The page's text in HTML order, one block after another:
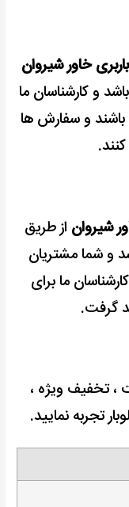
باربری خاور شیروان
و کارشناسان ما
و سفارش ها
شیروان از طریق
و شما مشتریان
ما برای
گرفت.
، تخفیف ویژه ،
تجربه نمایید.